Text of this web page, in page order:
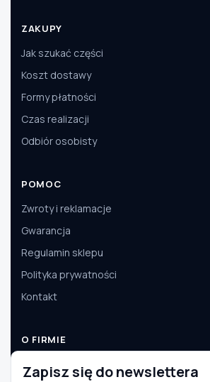
ZAKUPY
Jak szukać części
Koszt dostawy
Formy płatności
Czas realizacji
Odbiór osobisty
POMOC
Zwroty i reklamacje
Gwarancja
Regulamin sklepu
Polityka prywatności
Kontakt
O FIRMIE
O nas
Zapisz się do newslettera